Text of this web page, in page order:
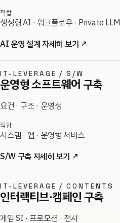
적합
생성형 AI · 워크플로우 · Private LLM
AI 운영 설계 자세히 보기 ↗
IT-LEVERAGE / S/W
운영형 소프트웨어 구축
요건 · 구조 · 운영성
적합
시스템 · 앱 · 운영형 서비스
S/W 구축 자세히 보기 ↗
IT-LEVERAGE / CONTENTS
인터랙티브·캠페인 구축
게임 SI · 프로모션 · 전시